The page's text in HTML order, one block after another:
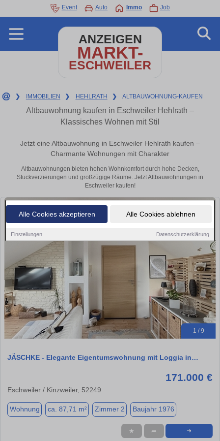
Alle Cookies akzeptieren Alle Cookies ablehnen
Einstellungen Datenschutzerklärung
Event Auto Immo Job
ANZEIGEN
MARKT-
ESCHWEILER
❯ IMMOBILIEN ❯ HEHLRATH ❯ ALTBAUWOHNUNG-KAUFEN
Altbauwohnung kaufen in Eschweiler Hehlrath –
Klassisches Wohnen mit Stil
Jetzt eine Altbauwohnung in Eschweiler Hehlrath kaufen –
Charmante Wohnungen mit Charakter
Altbauwohnungen bieten hohen Wohnkomfort durch hohe Decken,
Stuckverzierungen und großzügige Räume. Jetzt Altbauwohnungen in
Eschweiler kaufen!
1 / 9
JÄSCHKE - Elegante Eigentumswohnung mit Loggia in…
171.000 €
Eschweiler / Kinzweiler, 52249
Wohnung ca. 87,71 m² Zimmer 2 Baujahr 1976
★ ➦ ➜